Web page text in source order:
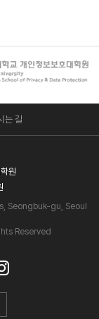
는 길
원
Seongbuk-gu, Seoul
Reserved